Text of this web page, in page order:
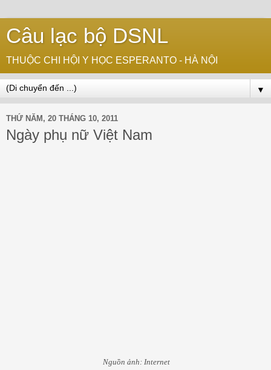
Câu lạc bộ DSNL
THUỘC CHI HỘI Y HỌC ESPERANTO - HÀ NỘI
▼
THỨ NĂM, 20 THÁNG 10, 2011
Ngày phụ nữ Việt Nam
Nguồn ảnh: Internet